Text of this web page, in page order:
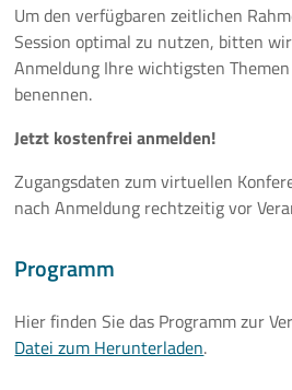
Presseevents
Aktuelles
Um den verfügbaren zeitlichen
Session optimal zu nutzen, bitten
Anmeldung Ihre wichtigsten
benennen.
Jetzt kostenfrei anmelden!
Zugangsdaten zum virtuellen
nach Anmeldung rechtzeitig vor
Programm
Hier finden Sie das Programm zur
Datei zum Herunterladen.